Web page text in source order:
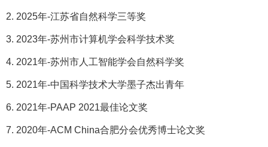
2. 2025年-江苏省自然科学三等奖
3. 2023年-苏州市计算机学会科学技术奖
4. 2021年-苏州市人工智能学会自然科学奖
5. 2021年-中国科学技术大学墨子杰出青年
6. 2021年-PAAP 2021最佳论文奖
7. 2020年-ACM China合肥分会优秀博士论文奖